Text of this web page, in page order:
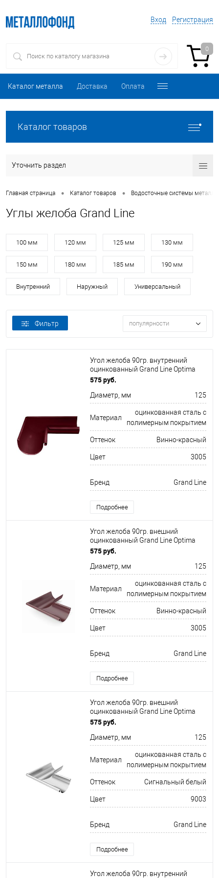
Вход Регистрация
0
Каталог металла Доставка Оплата
Каталог товаров
Уточнить раздел
Главная страница • Каталог товаров • Водосточные системы
Углы желоба Grand Line
100 мм 120 мм 125 мм 130 мм
150 мм 180 мм 185 мм 190 мм
Внутренний Наружный Универсальный
Фильтр популярности
Угол желоба 90гр. внутренний
оцинкованный Grand Line Optima
ф125х325мм RAL 3005
575 руб.
Диаметр, мм 125
Материал
оцинкованная сталь с
полимерным покрытием
Оттенок Винно-красный
Цвет 3005
Бренд Grand Line
Подробнее
Угол желоба 90гр. внешний
оцинкованный Grand Line Optima
ф125х345мм RAL 3005
575 руб.
Диаметр, мм 125
Материал
оцинкованная сталь с
полимерным покрытием
Оттенок Винно-красный
Цвет 3005
Бренд Grand Line
Подробнее
Угол желоба 90гр. внешний
оцинкованный Grand Line Optima
ф125х345мм RAL 9003
575 руб.
Диаметр, мм 125
Материал
оцинкованная сталь с
полимерным покрытием
Оттенок Сигнальный белый
Цвет 9003
Бренд Grand Line
Подробнее
Угол желоба 90гр. внутренний